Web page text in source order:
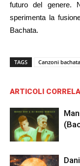
futuro del genere.
sperimenta la
Bachata.
TAGS Canzoni
ARTICOLI